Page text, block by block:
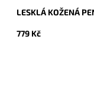
LESKLÁ KOŽENÁ
779 Kč